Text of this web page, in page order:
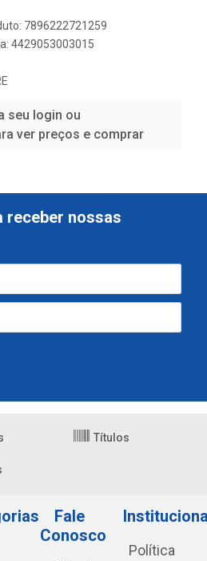
7896222721259
4429053003015
seu login ou
ver preços e comprar
receber nossas
Títulos
Fale
Conosco
Política